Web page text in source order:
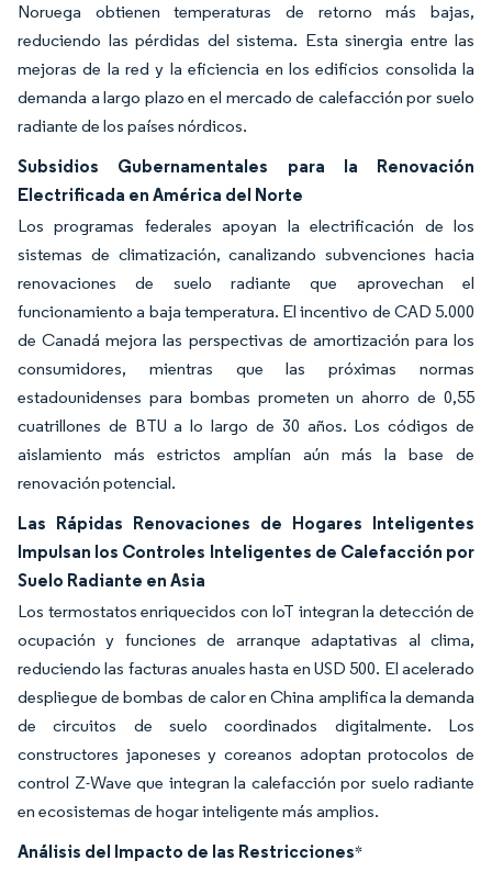
Noruega obtienen temperaturas de retorno más bajas,
reduciendo las pérdidas del sistema. Esta sinergia entre las
mejoras de la red y la eficiencia en los edificios consolida la
demanda a largo plazo en el mercado de calefacción por suelo
radiante de los países nórdicos.
Subsidios Gubernamentales para la Renovación
Electrificada en América del Norte
Los programas federales apoyan la electrificación de los
sistemas de climatización, canalizando subvenciones hacia
renovaciones de suelo radiante que aprovechan el
funcionamiento a baja temperatura. El incentivo de CAD 5.000
de Canadá mejora las perspectivas de amortización para los
consumidores, mientras que las próximas normas
estadounidenses para bombas prometen un ahorro de 0,55
cuatrillones de BTU a lo largo de 30 años. Los códigos de
aislamiento más estrictos amplían aún más la base de
renovación potencial.
Las Rápidas Renovaciones de Hogares Inteligentes
Impulsan los Controles Inteligentes de Calefacción por
Suelo Radiante en Asia
Los termostatos enriquecidos con IoT integran la detección de
ocupación y funciones de arranque adaptativas al clima,
reduciendo las facturas anuales hasta en USD 500. El acelerado
despliegue de bombas de calor en China amplifica la demanda
de circuitos de suelo coordinados digitalmente. Los
constructores japoneses y coreanos adoptan protocolos de
control Z-Wave que integran la calefacción por suelo radiante
en ecosistemas de hogar inteligente más amplios.
Análisis del Impacto de las Restricciones*